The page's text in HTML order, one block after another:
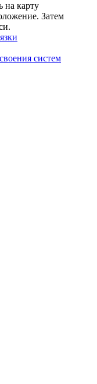
на карту
Затем
систем